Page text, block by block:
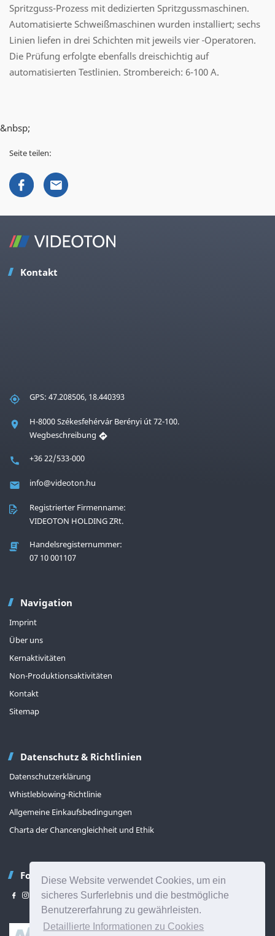
Diese Website verwendet Cookies, um ein
sicheres Surferlebnis und die bestmögliche
Benutzererfahrung zu gewährleisten.
Detaillierte Informationen zu Cookies
Spritzguss-Prozess mit dedizierten Spritzgussmaschinen.
Automatisierte Schweißmaschinen wurden installiert; sechs
Linien liefen in drei Schichten mit jeweils vier Operatoren.
Die Prüfung erfolgte ebenfalls dreischichtig auf
automatisierten Testlinien. Strombereich: 6-100 A.
&nbsp;
Seite teilen:
Kontakt
GPS: 47.208506, 18.440393
H-8000 Székesfehérvár Berényi út 72-100.
Wegbeschreibung
+36 22/533-000
info@videoton.hu
Registrierter Firmenname:
VIDEOTON HOLDING ZRt.
Handelsregisternummer:
07 10 001107
Navigation
Imprint
Über uns
Kernaktivitäten
Non-Produktionsaktivitäten
Kontakt
Sitemap
Datenschutz & Richtlinien
Datenschutzerklärung
Whistleblowing-Richtlinie
Allgemeine Einkaufsbedingungen
Charta der Chancengleichheit und Ethik
Folgen Sie uns